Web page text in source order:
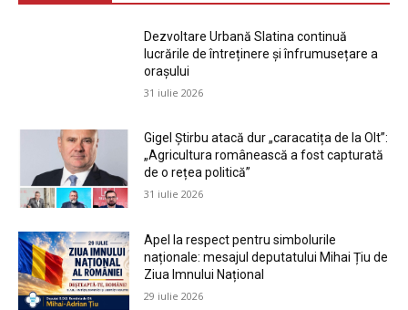
Dezvoltare Urbană Slatina continuă
lucrările de întreținere și înfrumusețare a
orașului
31 iulie 2026
Gigel Știrbu atacă dur „caracatița de la Olt”:
„Agricultura românească a fost capturată
de o rețea politică”
31 iulie 2026
Apel la respect pentru simbolurile
naționale: mesajul deputatului Mihai Țiu de
Ziua Imnului Național
29 iulie 2026